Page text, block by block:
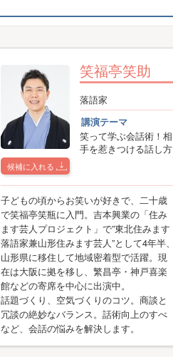
候補に入れる
笑福亭笑助
落語家
講演テーマ
笑って学ぶ会話術！相
手を惹きつける話し方
子どもの頃からお笑いが好きで、二十歳
で笑福亭笑瓶に入門。吉本興業の「住み
ます芸人プロジェクト」で”東北住みます
落語家兼山形住みます芸人”として4年半、
山形県に移住して地域密着型で活躍。現
在は大阪に拠を移し、繁昌亭・神戸喜楽
館などの寄席を中心に出演中。
話題づくり、空気づくりのコツ。商談と
冗談の絶妙なバランス。話術向上のすべ
など、会話の悩みを解決します。